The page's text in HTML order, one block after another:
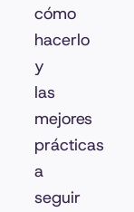
cómo
hacerlo
y
las
mejores
prácticas
a
seguir